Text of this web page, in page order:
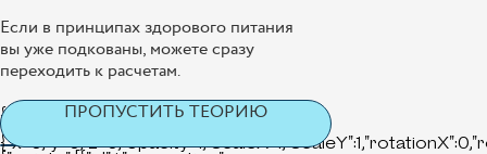
Если в принципах здорового питания
вы уже подкованы, можете сразу
переходить к расчетам.
{"points":[{"id":4,"properties":
ПРОПУСТИТЬ ТЕОРИЮ